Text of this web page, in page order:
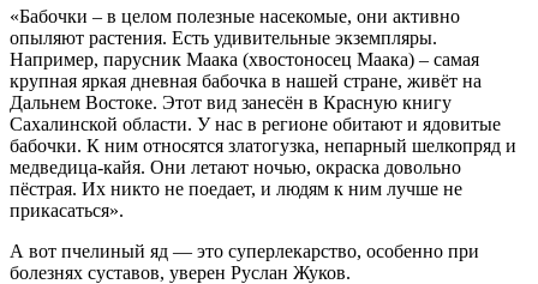
«Бабочки – в целом полезные насекомые, они активно
опыляют растения. Есть удивительные экземпляры.
Например, парусник Маака (хвостоносец Маака) – самая
крупная яркая дневная бабочка в нашей стране, живёт на
Дальнем Востоке. Этот вид занесён в Красную книгу
Сахалинской области. У нас в регионе обитают и ядовитые
бабочки. К ним относятся златогузка, непарный шелкопряд и
медведица-кайя. Они летают ночью, окраска довольно
пёстрая. Их никто не поедает, и людям к ним лучше не
прикасаться».
А вот пчелиный яд — это суперлекарство, особенно при
болезнях суставов, уверен Руслан Жуков.